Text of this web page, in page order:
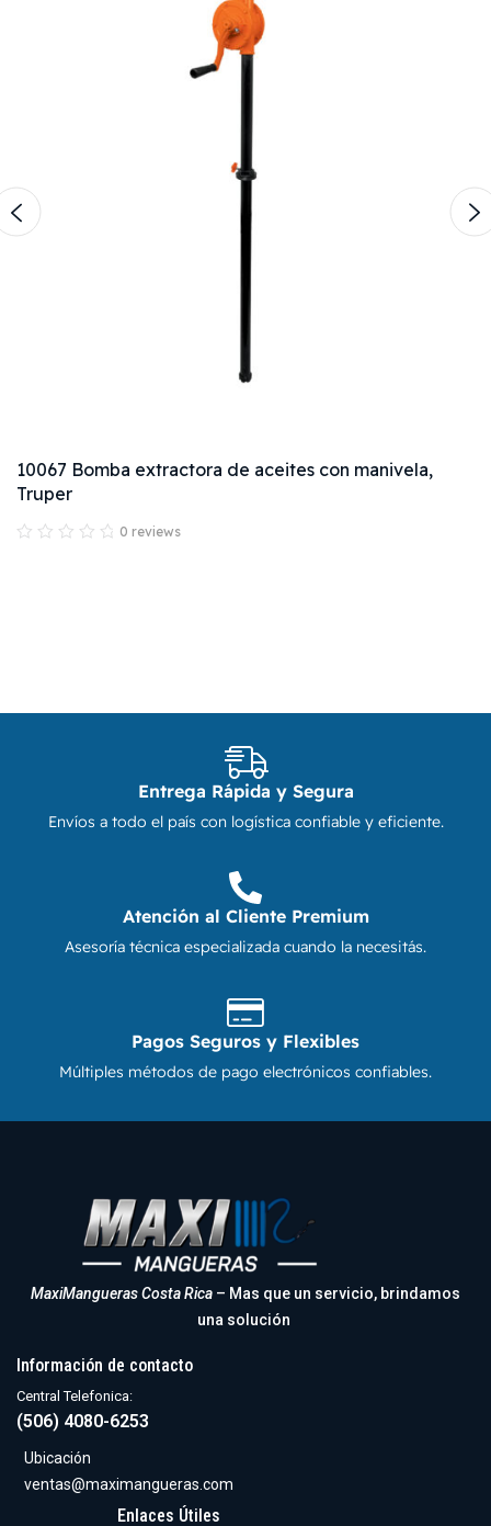
10067 Bomba extractora de aceites con manivela,
Truper
0 reviews
Entrega Rápida y Segura
Envíos a todo el país con logística confiable y eficiente.
Atención al Cliente Premium
Asesoría técnica especializada cuando la necesitás.
Pagos Seguros y Flexibles
Múltiples métodos de pago electrónicos confiables.
MaxiMangueras Costa Rica – Mas que un servicio, brindamos
una solución
Enlaces Útiles
Información de contacto
Central Telefonica:
(506) 4080-6253
Ubicación
ventas@maximangueras.com